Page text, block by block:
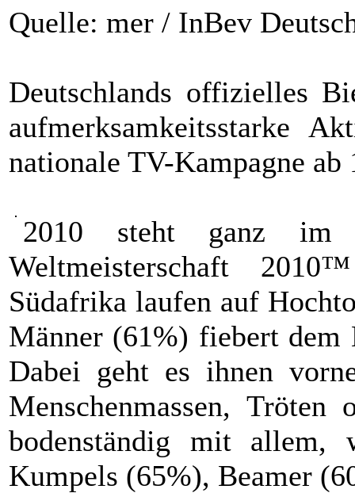
Quelle: mer / InBev
Deutschlands offizielles
aufmerksamkeitsstarke
nationale TV-Kampagne ab
2010 steht ganz im
Weltmeisterschaft
Südafrika laufen auf
Männer (61%) fiebert dem
Dabei geht es ihnen
Menschenmassen, Tröten
bodenständig mit allem,
Kumpels (65%), Beamer